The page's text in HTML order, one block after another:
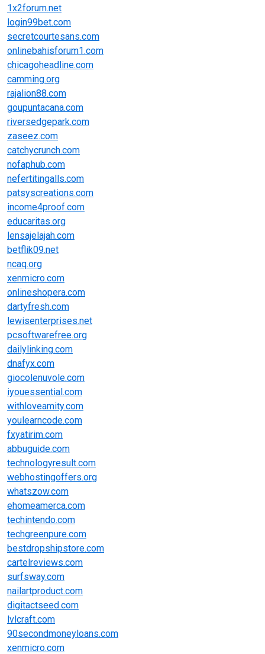
1x2forum.net
login99bet.com
secretcourtesans.com
onlinebahisforum1.com
chicagoheadline.com
camming.org
rajalion88.com
goupuntacana.com
riversedgepark.com
zaseez.com
catchycrunch.com
nofaphub.com
nefertitingalls.com
patsyscreations.com
income4proof.com
educaritas.org
lensajelajah.com
betflik09.net
ncaq.org
xenmicro.com
onlineshopera.com
dartyfresh.com
lewisenterprises.net
pcsoftwarefree.org
dailylinking.com
dnafyx.com
giocolenuvole.com
iyouessential.com
withloveamity.com
youlearncode.com
fxyatirim.com
abbuguide.com
technologyresult.com
webhostingoffers.org
whatszow.com
ehomeamerca.com
techintendo.com
techgreenpure.com
bestdropshipstore.com
cartelreviews.com
surfsway.com
nailartproduct.com
digitactseed.com
lvlcraft.com
90secondmoneyloans.com
xenmicro.com